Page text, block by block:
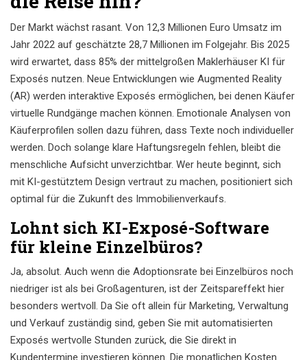
Der Markt wächst rasant. Von 12,3 Millionen Euro Umsatz im
Jahr 2022 auf geschätzte 28,7 Millionen im Folgejahr. Bis 2025
wird erwartet, dass 85% der mittelgroßen Maklerhäuser KI für
Exposés nutzen. Neue Entwicklungen wie Augmented Reality
(AR) werden interaktive Exposés ermöglichen, bei denen Käufer
virtuelle Rundgänge machen können. Emotionale Analysen von
Käuferprofilen sollen dazu führen, dass Texte noch individueller
werden. Doch solange klare Haftungsregeln fehlen, bleibt die
menschliche Aufsicht unverzichtbar. Wer heute beginnt, sich
mit KI-gestütztem Design vertraut zu machen, positioniert sich
optimal für die Zukunft des Immobilienverkaufs.
Lohnt sich KI-Exposé-Software
für kleine Einzelbüros?
Ja, absolut. Auch wenn die Adoptionsrate bei Einzelbüros noch
niedriger ist als bei Großagenturen, ist der Zeitspareffekt hier
besonders wertvoll. Da Sie oft allein für Marketing, Verwaltung
und Verkauf zuständig sind, geben Sie mit automatisierten
Exposés wertvolle Stunden zurück, die Sie direkt in
Kundentermine investieren können. Die monatlichen Kosten